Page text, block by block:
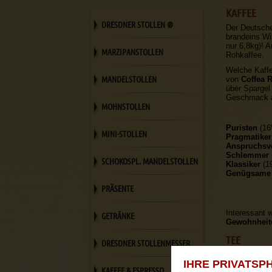
IHRE
KAFFEE
Der
brandeins
nur 6,8kg)!
Rohkaffee.
Welche
von Coffea
über
Geschmack
Puristen
Pragmatiker
Schlemmer
Klassiker
Genügsame
Interessant
TEE
Kopf
DRESDNER STOLLEN ®
MARZIPANSTOLLEN
MANDELSTOLLEN
MOHNSTOLLEN
MINI-STOLLEN
SCHOKOSPL. MANDELSTOLLEN
PRÄSENTE
GETRÄNKE
DRESDNER STOLLENMESSER